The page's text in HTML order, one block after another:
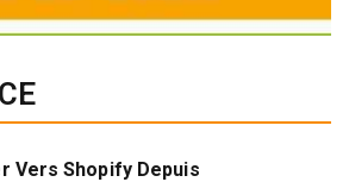
Vers Shopify Depuis